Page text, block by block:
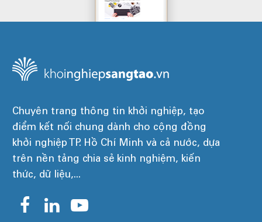
Chuyên trang thông tin khởi nghiệp, tạo
điểm kết nối chung dành cho cộng đồng
khởi nghiệp TP. Hồ Chí Minh và cả nước, dựa
trên nền tảng chia sẻ kinh nghiệm, kiến
thức, dữ liệu,...